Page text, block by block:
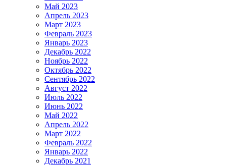
Май 2023
Апрель 2023
Март 2023
Февраль 2023
Январь 2023
Декабрь 2022
Ноябрь 2022
Октябрь 2022
Сентябрь 2022
Август 2022
Июль 2022
Июнь 2022
Май 2022
Апрель 2022
Март 2022
Февраль 2022
Январь 2022
Декабрь 2021